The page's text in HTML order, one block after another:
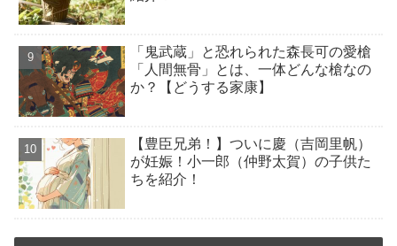
「鬼武蔵」と恐れられた森長可の愛槍
「人間無骨」とは、一体どんな槍なの
か？【どうする家康】
【豊臣兄弟！】ついに慶（吉岡里帆）
が妊娠！小一郎（仲野太賀）の子供た
ちを紹介！